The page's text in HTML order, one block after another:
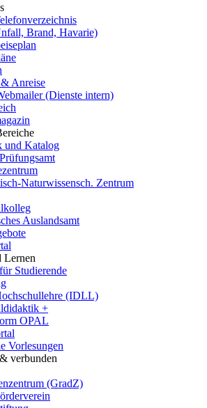
Brand, Havarie)
Anreise
(Dienste intern)
und Katalog
Naturwissensch. Zentrum
Auslandsamt
Lernen
Studierende
(IDLL)
+
OPAL
Vorlesungen
verbunden
(GradZ)